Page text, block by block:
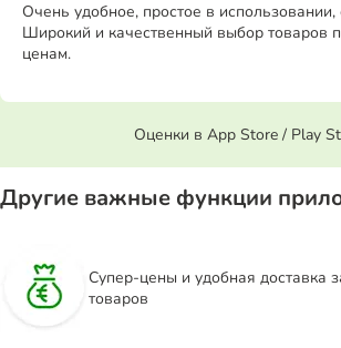
Очень удобное, простое в использовании,
Широкий и качественный выбор товаров
ценам.
Оценки в App Store / Play
Другие важные функции
Супер-цены и удобная доставка
товаров